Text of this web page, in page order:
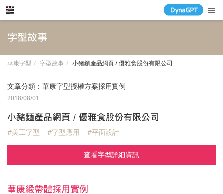
字型故事
華康字型 字型故事 小豬麵產品網頁 / 優雅食股份有限公司
文章分類： 華康字型授權方案採用實例
2018/08/01
小豬麵產品網頁 / 優雅食股份有限公司
#美工字型 #字型應用 #平面設計
查看字型詳細資訊
華康緞帶體採用實例